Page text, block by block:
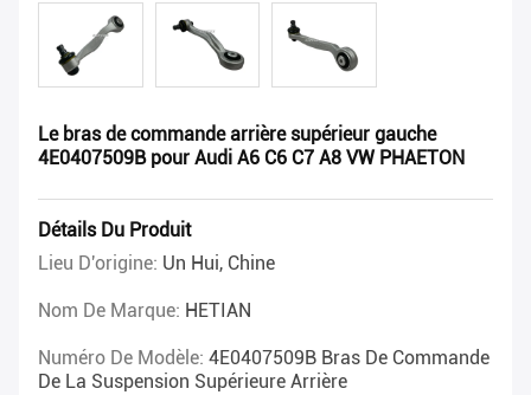
Le bras de commande arrière supérieur gauche
4E0407509B pour Audi A6 C6 C7 A8 VW PHAETON
Détails Du Produit
Lieu D'origine: Un Hui, Chine
Nom De Marque: HETIAN
Numéro De Modèle: 4E0407509B Bras De Commande
De La Suspension Supérieure Arrière